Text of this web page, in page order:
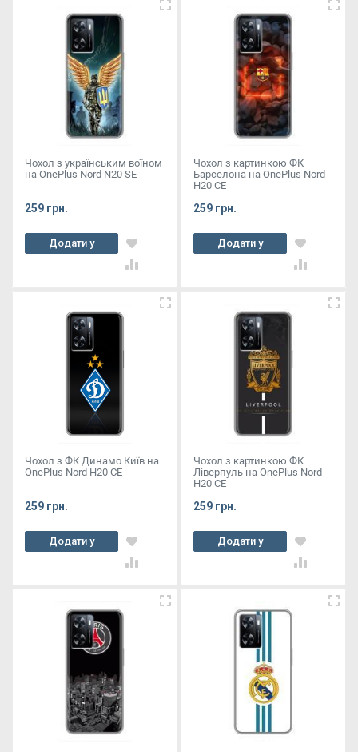
Чохол з українським воїном
на OnePlus Nord N20 SE
259 грн.
Додати у
кошик
Чохол з картинкою ФК
Барселона на OnePlus Nord
Н20 СЕ
259 грн.
Додати у
кошик
Чохол з ФК Динамо Київ на
OnePlus Nord Н20 СЕ
259 грн.
Додати у
кошик
Чохол з картинкою ФК
Ліверпуль на OnePlus Nord
Н20 СЕ
259 грн.
Додати у
кошик